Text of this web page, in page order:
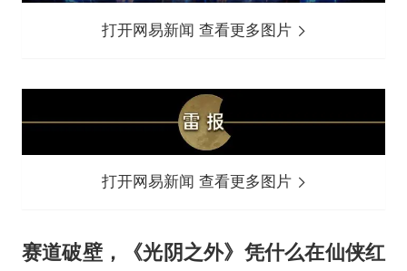
打开网易新闻 查看更多图片
打开网易新闻 查看更多图片
赛道破壁，《光阴之外》凭什么在仙侠红